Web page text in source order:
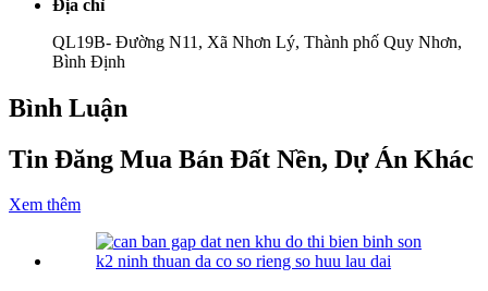
Địa chỉ
QL19B- Đường N11, Xã Nhơn Lý, Thành phố Quy Nhơn,
Bình Định
Bình Luận
Tin Đăng Mua Bán Đất Nền, Dự Án Khác
Xem thêm